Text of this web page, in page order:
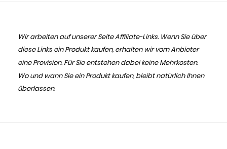
Wir arbeiten auf unserer Seite Affiliate-Links. Wenn Sie über
diese Links ein Produkt kaufen, erhalten wir vom Anbieter
eine Provision. Für Sie entstehen dabei keine Mehrkosten.
Wo und wann Sie ein Produkt kaufen, bleibt natürlich Ihnen
überlassen.